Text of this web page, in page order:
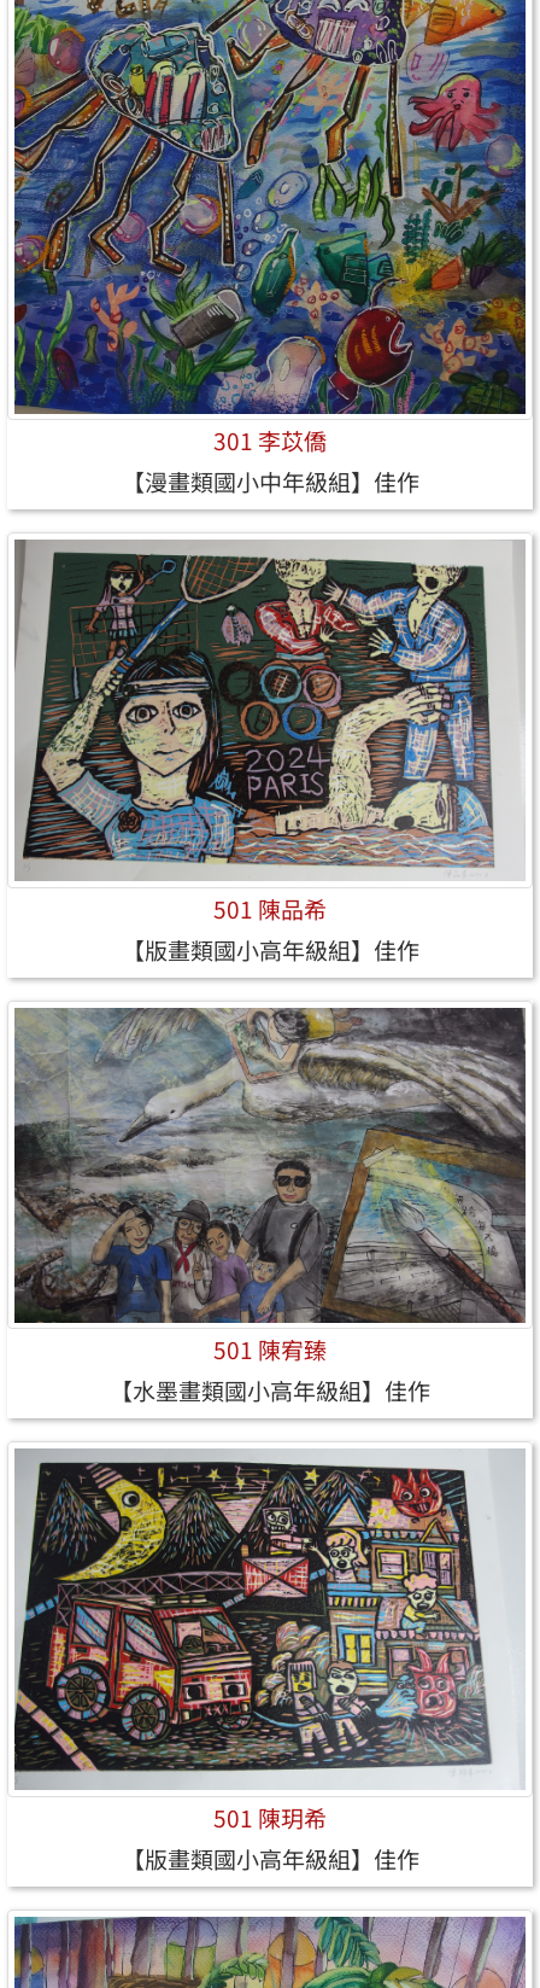
301 李苡僑
【漫畫類國小中年級組】佳作
501 陳品希
【版畫類國小高年級組】佳作
501 陳宥臻
【水墨畫類國小高年級組】佳作
501 陳玥希
【版畫類國小高年級組】佳作